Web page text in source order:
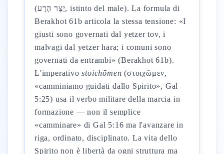
(יֵצֶר הָרָע, istinto del male). La formula di
Berakhot 61b articola la stessa tensione: «I
giusti sono governati dal yetzer tov, i
malvagi dal yetzer hara; i comuni sono
governati da entrambi» (Berakhot 61b).
L'imperativostoichōmen (στοιχῶμεν,
«camminiamo guidati dallo Spirito», Gal
5:25) usa il verbo militare della marcia in
formazione — non il semplice
«camminare» di Gal 5:16 ma l'avanzare in
riga, ordinato, disciplinato. La vita dello
Spirito non è libertà da ogni struttura ma